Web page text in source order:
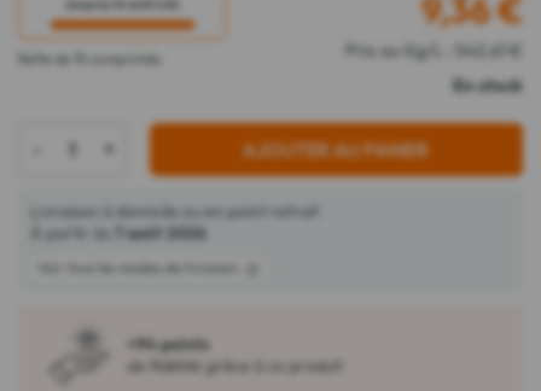
Jusqu'au 16 août à 8h
Boîte de 15 comprimés
9,36€
Prix au Kg/L : 542,61 €
En stock
+ AJOUTER AU PANIER
Livraison à domicile ou en point retrait
À partir du
7 août 2026
Voir tous les modes de livraison
+94 points
de fidélité grâce à ce produit